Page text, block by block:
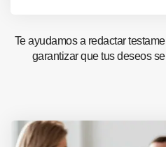
Te ayudamos a redactar
garantizar que tus deseos